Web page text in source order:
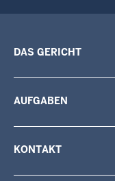
DAS GERICHT
AUFGABEN
KONTAKT